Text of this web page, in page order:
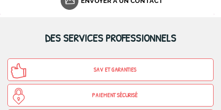
DES SERVICES PROFESSIONNELS
SAV ET GARANTIES
PAIEMENT SÉCURISÉ